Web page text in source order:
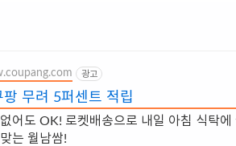
광고
팡 무려 5퍼센트 적립
어도 OK! 로켓배송으로 내일 아침 식탁
는 월남쌈!